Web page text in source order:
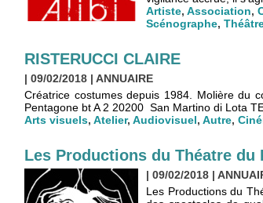
Artiste, Association,
Scénographe,
RISTERUCCI CLAIRE
| 09/02/2018 | ANNUAIRE
Créatrice costumes depuis 1984. Molière du
Pentagone bt A 2 20200 San Martino di Lota
Arts visuels, Atelier, Audiovisuel, Autre,
Les Productions du Théatre du
| 09/02/2018 |
Les Productions du